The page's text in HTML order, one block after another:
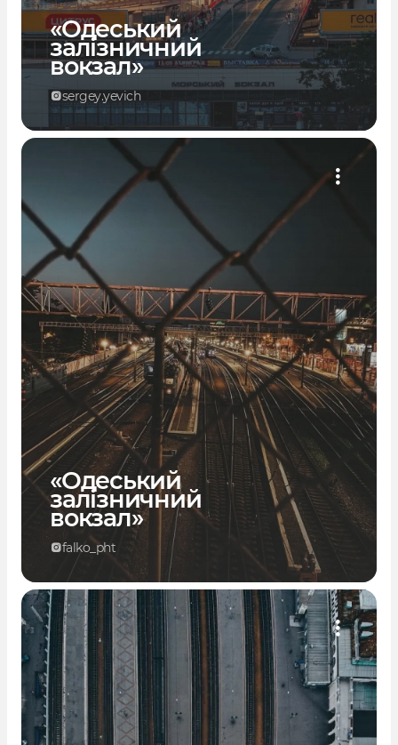
«Одеський
залізничний
вокзал»
sergey.yevich
«Одеський
залізничний
вокзал»
falko_pht